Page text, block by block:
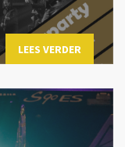
LEES VERDER